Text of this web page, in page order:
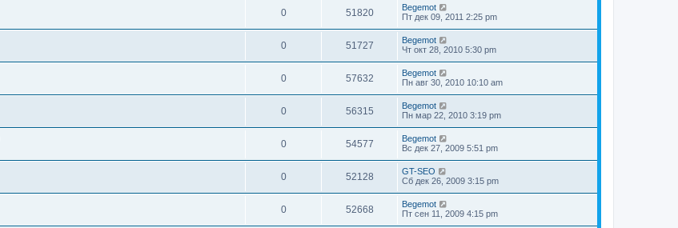
0 51820
Begemot
Пт дек 09, 2011 2:25 pm
0 51727
Begemot
Чт окт 28, 2010 5:30 pm
0 57632
Begemot
Пн авг 30, 2010 10:10 am
0 56315
Begemot
Пн мар 22, 2010 3:19 pm
0 54577
Begemot
Вс дек 27, 2009 5:51 pm
0 52128
GT-SEO
Сб дек 26, 2009 3:15 pm
0 52668
Begemot
Пт сен 11, 2009 4:15 pm